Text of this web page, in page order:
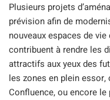
Plusieurs projets
prévision afin de
nouveaux espaces de
contribuent à rendre les
attractifs aux yeux des
les zones en plein essor,
Confluence, ou encore